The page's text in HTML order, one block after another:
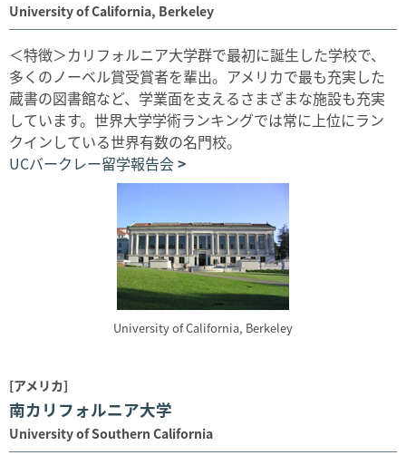
University of California, Berkeley
＜特徴＞カリフォルニア大学群で最初に誕生した学校で、
多くのノーベル賞受賞者を輩出。アメリカで最も充実した
蔵書の図書館など、学業面を支えるさまざまな施設も充実
しています。世界大学学術ランキングでは常に上位にラン
クインしている世界有数の名門校。
UCバークレー留学報告会
University of California, Berkeley
[アメリカ]
南カリフォルニア大学
University of Southern California